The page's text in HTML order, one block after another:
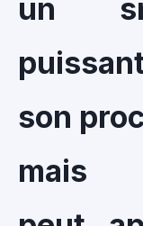
un
son